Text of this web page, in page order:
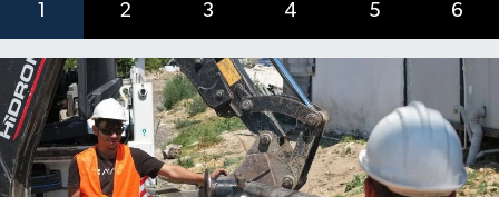
1 2 3 4 5 6